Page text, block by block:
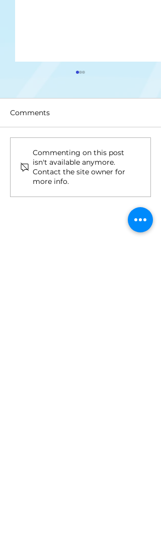
Upis na II ciklus studija
Comments
Commenting on this post
isn't available anymore.
Contact the site owner for
more info.